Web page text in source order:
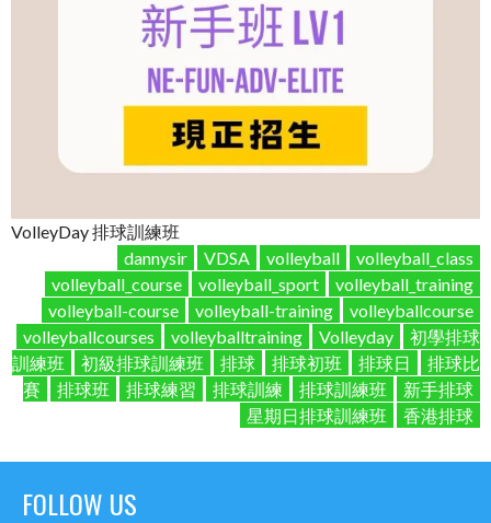
VolleyDay 排球訓練班
dannysir
VDSA volleyball
volleyball_class
volleyball_course
volleyball_sport
volleyball_training
volleyball-course
volleyball-training
volleyballcourse
volleyballcourses
volleyballtraining Volleyday
初學排球
訓練班
初級排球訓練班 排球 排球初班 排球日
排球比
賽
排球班 排球練習 排球訓練 排球訓練班
新手排球
星期日排球訓練班
香港排球
FOLLOW US